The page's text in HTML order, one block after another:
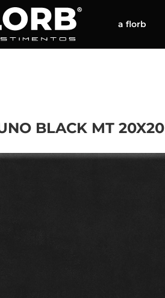
a florb
BLACK MT 20X20